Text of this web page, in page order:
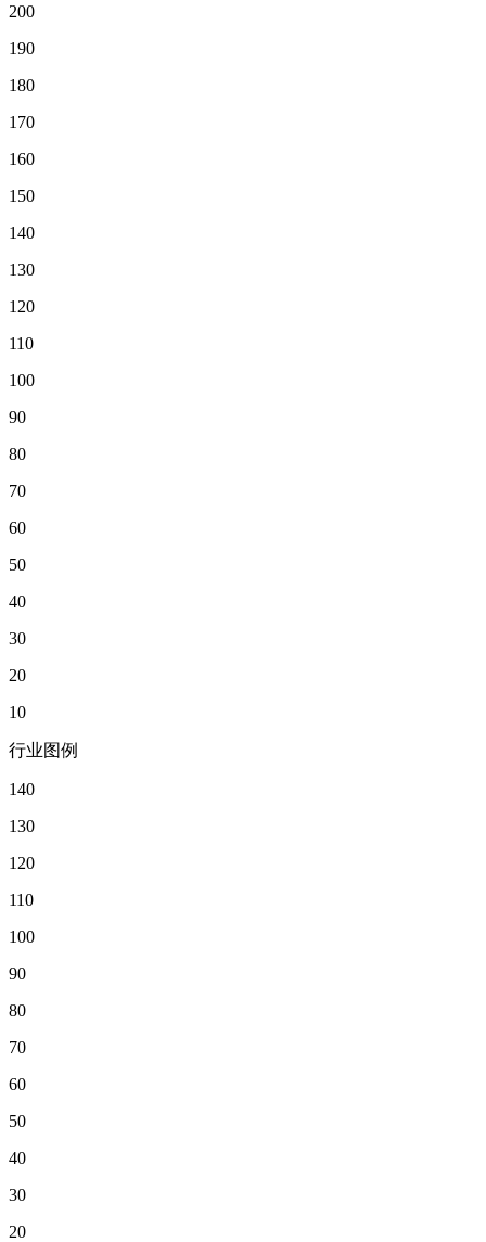
200
190
180
170
160
150
140
130
120
110
100
90
80
70
60
50
40
30
20
10
行业图例
140
130
120
110
100
90
80
70
60
50
40
30
20